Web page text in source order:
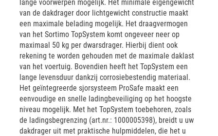
lange voorwerpen mogelijk. Het minimale eigengewicht
van de dakdrager door lichtgewicht constructie maakt
een maximale belading mogelijk. Het draagvermogen
van het Sortimo TopSystem komt ongeveer neer op
maximaal 50 kg per dwarsdrager. Hierbij dient ook
rekening te worden gehouden met de maximale daklast
van het voertuig. Bovendien heeft het TopSystem een
lange levensduur dankzij corrosiebestendig materiaal.
Het geïntegreerde sjorsysteem ProSafe maakt een
eenvoudige en snelle ladingbeveiliging op het hoogste
niveau mogelijk. Met het TopSystem toebehoren, zoals
de ladingsbegrenzing (art.nr.: 1000005398), breidt u uw
dakdrager uit met praktische hulpmiddelen, die het u